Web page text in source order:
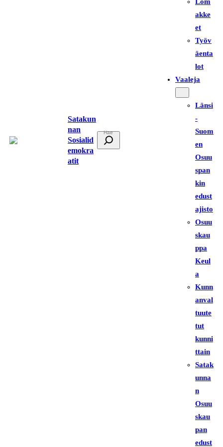
Satakun
nan
Sosialid
emokra
atit
t
akke
et
Työv
äenta
lot
Vaaleja
Länsi
-
Suom
en
Osuu
span
kin
edust
ajisto
Osuu
skau
ppa
Keul
a
Kunn
anval
tuute
tut
kunni
ttain
Satak
unna
n
Osuu
skau
pan
edust